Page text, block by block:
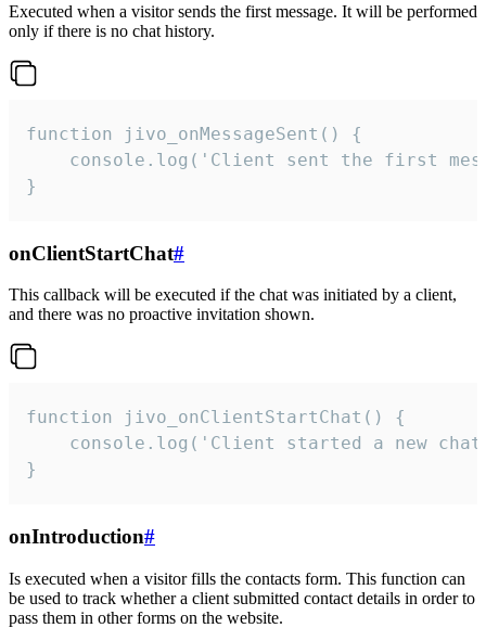
Executed when a visitor sends the first message. It will be performed
only if there is no chat history.
function jivo_onMessageSent() {
console.log('Client sent the first
}
onClientStartChat#
This callback will be executed if the chat was initiated by a client,
and there was no proactive invitation shown.
function jivo_onClientStartChat() {
console.log('Client started a new
}
onIntroduction#
Is executed when a visitor fills the contacts form. This function can
be used to track whether a client submitted contact details in order to
pass them in other forms on the website.